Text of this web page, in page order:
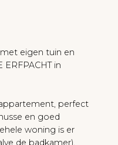
eigen tuin en
ERFPACHT in
perfect
en goed
woning is er
de badkamer).